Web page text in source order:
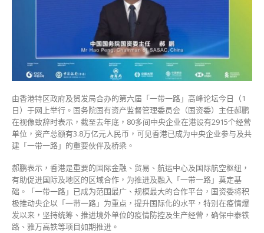
2915
个
经
营
单
位〉
中
由香港特区政府及贸发局合办的第六届「一带一路」高峰论坛今日（1
日）于网上举行。国务院国有资产监督管理委员会（国资委）主任郝鹏
在视像致辞时表示，截至去年底，80多间中央企业在港设有2915个经营
单位，资产总额有3.8万亿元人民币，可见香港已成为中央企业参与及共
建「一带一路」的重要伙伴及桥梁。
郝鹏表示，香港是重要的国际金融、贸易、航运中心及国际航空枢纽，
有助促进国际及地区的区域合作，为推进及融入「一带一路」奠定基
础。「一带一路」已成为范围最广、规模最大的合作平台，国资委将积
极推动央企以「一带一路」为重点，提升国际化的水平，特别在疫情爆
发以来，坚持统筹、推进境外单位的疫情防控及生产经营，确保中泰铁
路、雅万高铁等项目如期推进。